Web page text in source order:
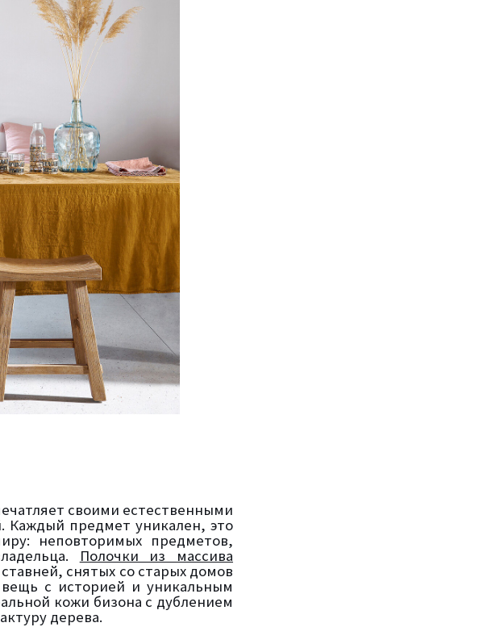
своими естественными
Каждый предмет уникален, это
неповторимых предметов,
Полочки из массива
снятых со старых домов
с историей и уникальным
кожи бизона с дублением
дерева.